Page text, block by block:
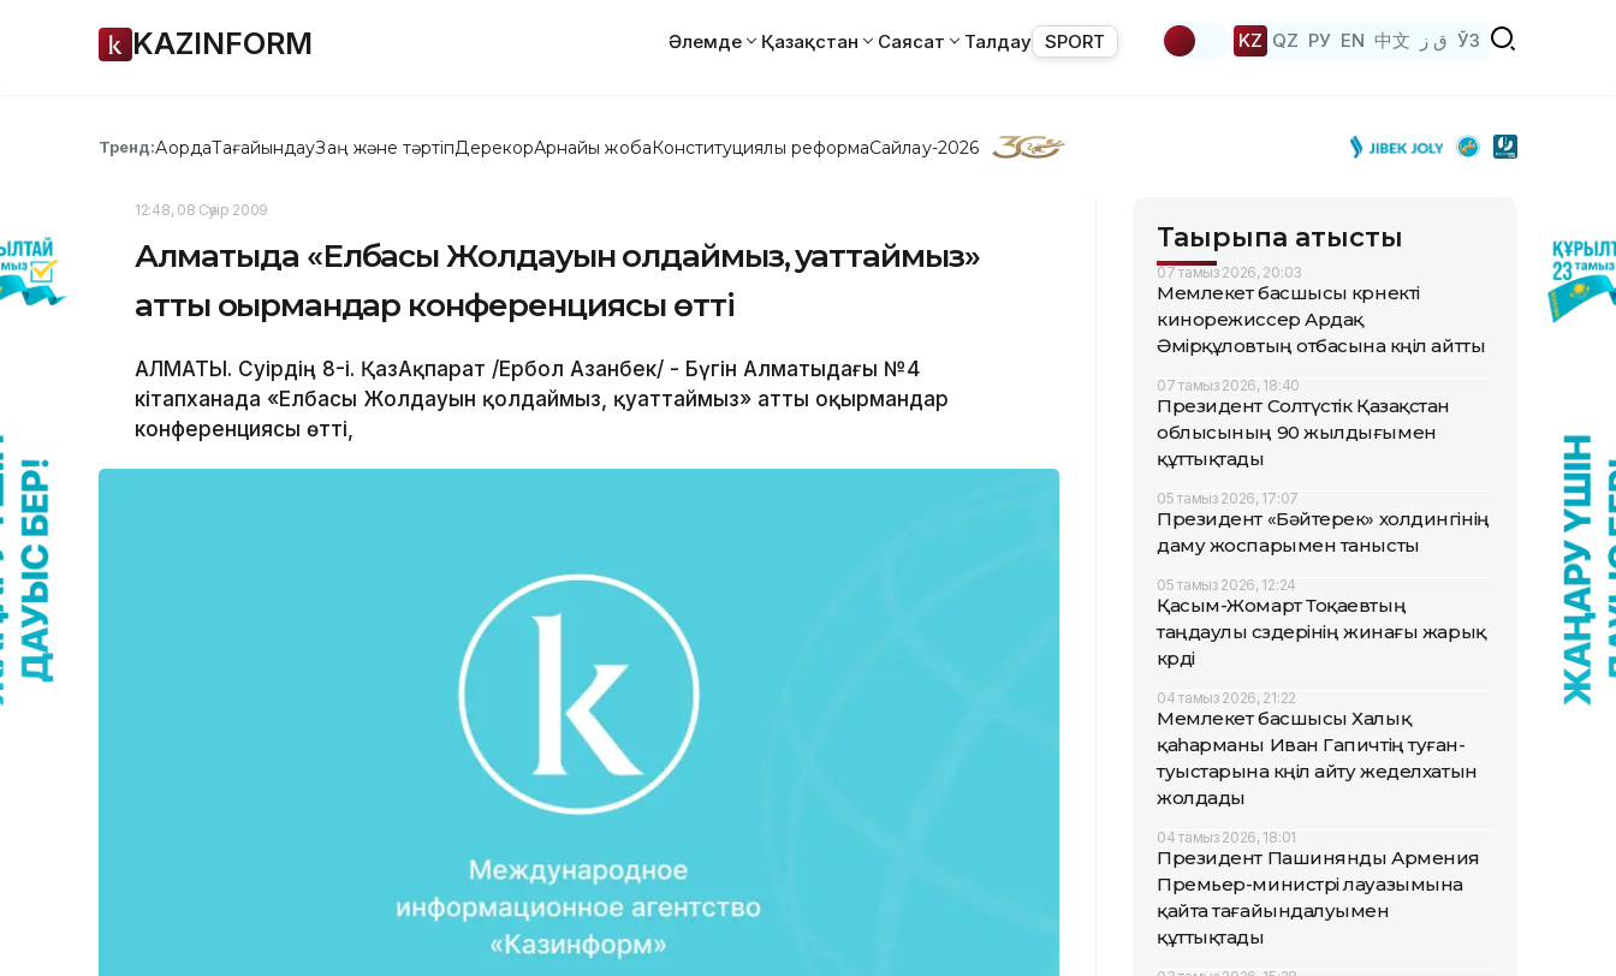
KAZINFORM Әлемде Қазақстан Саясат Талдау SPORT KZ QZ РУ EN 中文 ق ز ЎЗ
Тренд:АқордаТағайындауЗаң және тәртіпДерекқорАрнайы жобаКонституциялық реформаСайлау-2026
12:48, 08 Сәуір 2009
Алматыда «Елбасы Жолдауын қолдаймыз, қуаттаймыз»
атты оқырмандар конференциясы өтті
АЛМАТЫ. Сәуірдің 8-і. ҚазАқпарат /Ербол Азанбек/ - Бүгін Алматыдағы №4
кітапханада «Елбасы Жолдауын қолдаймыз, қуаттаймыз» атты оқырмандар
конференциясы өтті,
Тақырыпқа қатысты
07 тамыз 2026, 20:03
Мемлекет басшысы көрнекті
кинорежиссер Ардақ
Әмірқұловтың отбасына көңіл айтты
07 тамыз 2026, 18:40
Президент Солтүстік Қазақстан
облысының 90 жылдығымен
құттықтады
05 тамыз 2026, 17:07
Президент «Бәйтерек» холдингінің
даму жоспарымен танысты
05 тамыз 2026, 12:24
Қасым-Жомарт Тоқаевтың
таңдаулы сөздерінің жинағы жарық
көрді
04 тамыз 2026, 21:22
Мемлекет басшысы Халық
қаһарманы Иван Гапичтің туған-
туыстарына көңіл айту жеделхатын
жолдады
04 тамыз 2026, 18:01
Президент Пашинянды Армения
Премьер-министрі лауазымына
қайта тағайындалуымен
құттықтады